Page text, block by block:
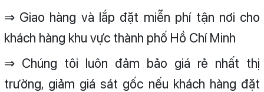
⇒ Giao hàng và lắp đặt miễn phí tận nơi cho
khách hàng khu vực thành phố Hồ Chí Minh
⇒ Chúng tôi luôn đảm bảo giá rẻ nhất thị
trường, giảm giá sát gốc nếu khách hàng đặt